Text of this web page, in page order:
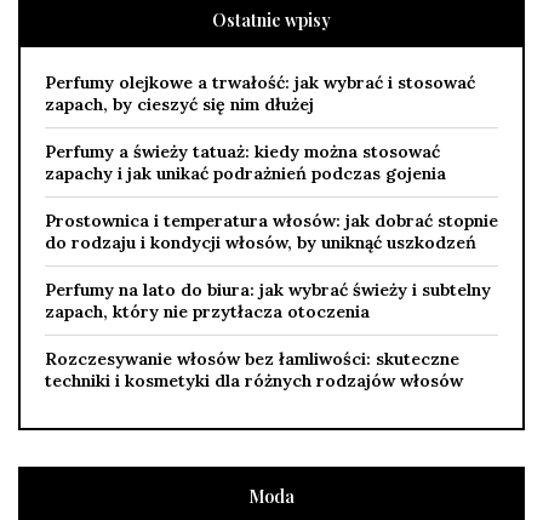
Ostatnie wpisy
Perfumy olejkowe a trwałość: jak wybrać i stosować
zapach, by cieszyć się nim dłużej
Perfumy a świeży tatuaż: kiedy można stosować
zapachy i jak unikać podrażnień podczas gojenia
Prostownica i temperatura włosów: jak dobrać stopnie
do rodzaju i kondycji włosów, by uniknąć uszkodzeń
Perfumy na lato do biura: jak wybrać świeży i subtelny
zapach, który nie przytłacza otoczenia
Rozczesywanie włosów bez łamliwości: skuteczne
techniki i kosmetyki dla różnych rodzajów włosów
Moda